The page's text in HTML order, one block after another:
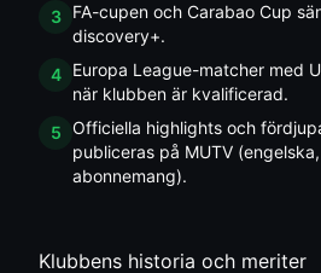
3
FA-cupen och Carabao Cup
discovery+.
4
Europa League-matcher med
när klubben är kvalificerad.
5 Officiella highlights och
publiceras på MUTV
abonnemang).
Klubbens historia och meriter